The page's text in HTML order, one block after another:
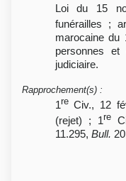
Loi du 15
funérailles ;
marocaine du
personnes
judiciaire.
Rapprochement(s) :
1reCiv., 12
(rejet) ; 1re
11.295, Bull.